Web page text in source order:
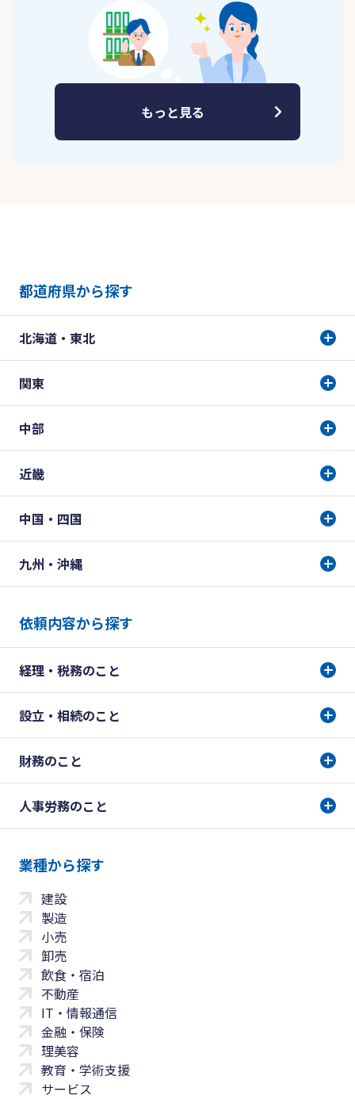
もっと見る
都道府県から探す
北海道・東北
関東
中部
近畿
中国・四国
九州・沖縄
依頼内容から探す
経理・税務のこと
設立・相続のこと
財務のこと
人事労務のこと
業種から探す
建設
製造
小売
卸売
飲食・宿泊
不動産
IT・情報通信
金融・保険
理美容
教育・学術支援
サービス